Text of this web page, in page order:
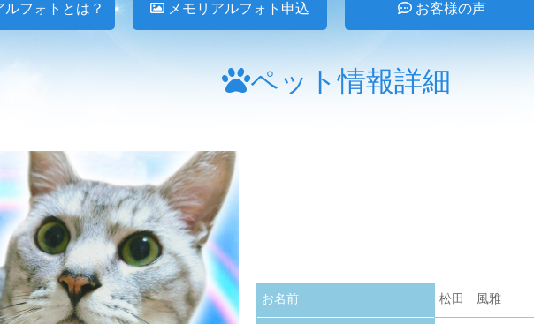
お写真アップロードいたしました。
2026.01.01
ルフォトとは？ メモリアルフォト申込 お客様の声
ペット情報詳細
お名前 松田 風雅